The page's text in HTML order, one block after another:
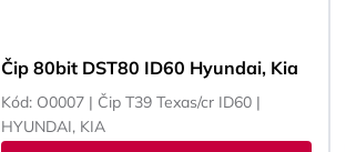
Čip 80bit DST80 ID60 Hyundai, Kia
Kód: O0007 | Čip T39 Texas/cr ID60 |
HYUNDAI, KIA